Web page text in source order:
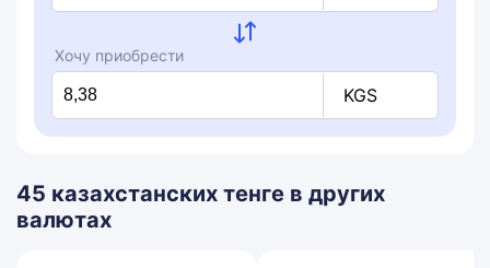
Хочу приобрести
KGS
45 казахстанских тенге в других
валютах